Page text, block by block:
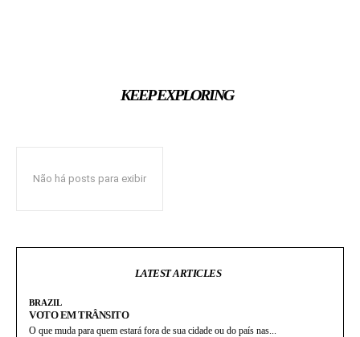
KEEP EXPLORING
Não há posts para exibir
LATEST ARTICLES
BRAZIL
VOTO EM TRÂNSITO
O que muda para quem estará fora de sua cidade ou do país nas...